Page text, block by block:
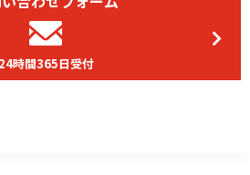
24時間365日受付